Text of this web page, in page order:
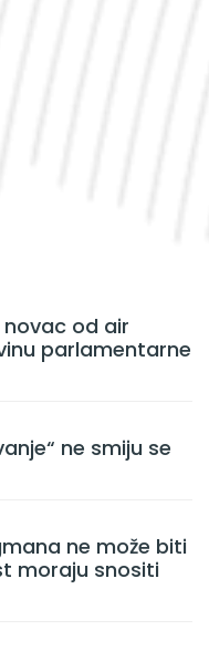
od air
parlamentarne
ne smiju se
ne može biti
moraju snositi